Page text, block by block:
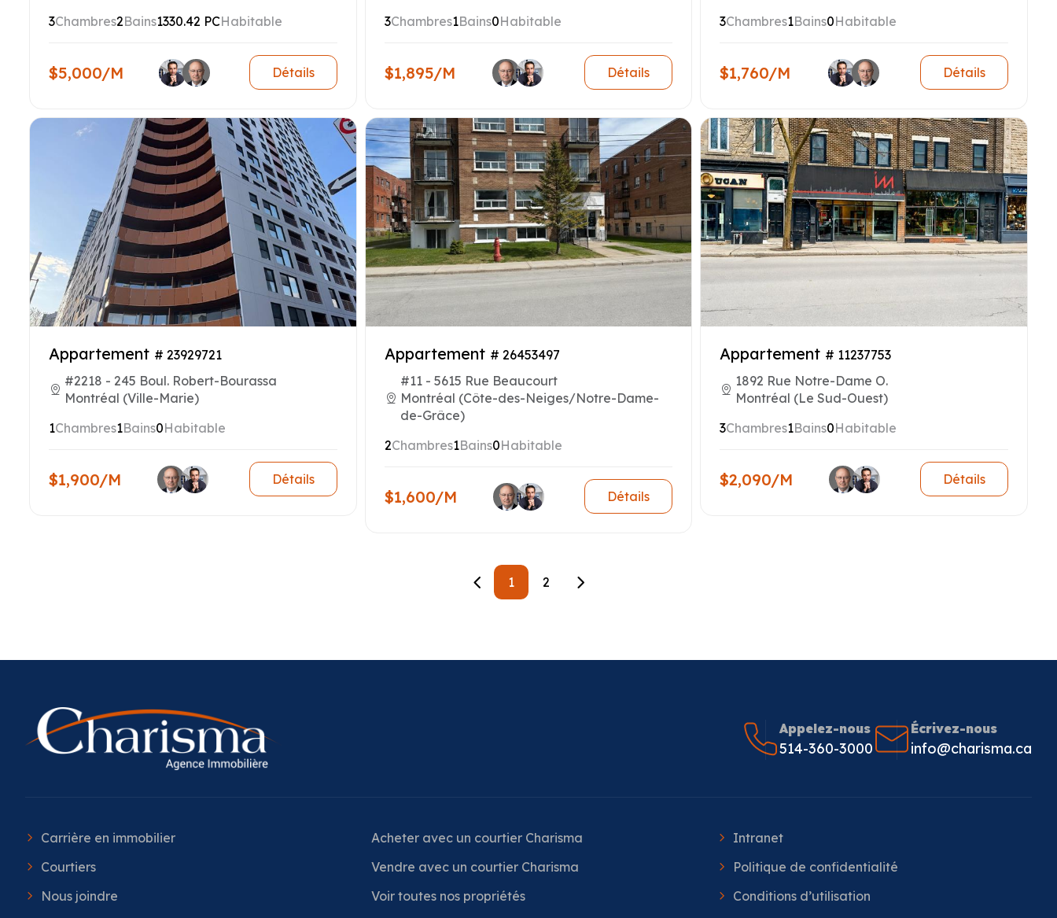
3Chambres2Bains1330.42 PCHabitable
$5,000/M Détails
3Chambres1Bains0Habitable
$1,895/M Détails
3Chambres1Bains0Habitable
$1,760/M Détails
Appartement # 23929721
#2218 - 245 Boul. Robert-Bourassa
Montréal (Ville-Marie)
1Chambres1Bains0Habitable
$1,900/M Détails
Appartement # 26453497
#11 - 5615 Rue Beaucourt
Montréal (Côte-des-Neiges/Notre-Dame-
de-Grâce)
2Chambres1Bains0Habitable
$1,600/M Détails
Appartement # 11237753
1892 Rue Notre-Dame O.
Montréal (Le Sud-Ouest)
3Chambres1Bains0Habitable
$2,090/M Détails
1 2
Appelez-nous
514-360-3000
Écrivez-nous
info@charisma.ca
Carrière en immobilier
Courtiers
Nous joindre
Acheter avec un courtier Charisma
Vendre avec un courtier Charisma
Voir toutes nos propriétés
Intranet
Politique de confidentialité
Conditions d’utilisation